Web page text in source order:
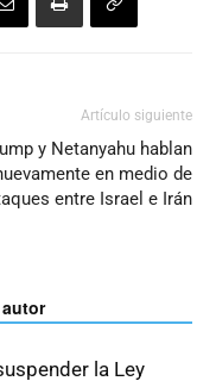
Artículo siguiente
y Netanyahu hablan
en medio de
entre Israel e Irán
la Ley